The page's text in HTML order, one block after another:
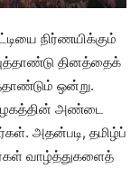
நிர்ணயிக்கும்
தினத்தைக்
ஒன்று.
அண்டை
அதன்படி, தமிழ்ப்
வாழ்த்துகளைத்